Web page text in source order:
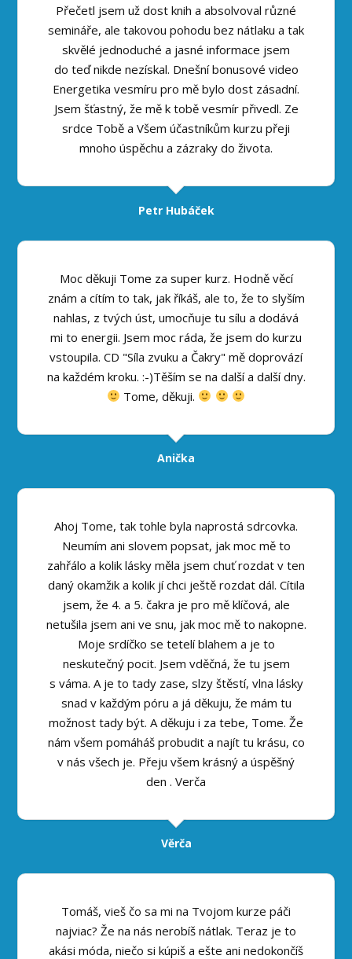
Přečetl jsem už dost knih a absolvoval různé
semináře, ale takovou pohodu bez nátlaku a tak
skvělé jednoduché a jasné informace jsem
do teď nikde nezískal. Dnešní bonusové video
Energetika vesmíru pro mě bylo dost zásadní.
Jsem šťastný, že mě k tobě vesmír přivedl. Ze
srdce Tobě a Všem účastníkům kurzu přeji
mnoho úspěchu a zázraky do života.
Petr Hubáček
Moc děkuji Tome za super kurz. Hodně věcí
znám a cítím to tak, jak říkáš, ale to, že to slyším
nahlas, z tvých úst, umocňuje tu sílu a dodává
mi to energii. Jsem moc ráda, že jsem do kurzu
vstoupila. CD "Síla zvuku a Čakry" mě doprovází
na každém kroku. :-)Těším se na další a další dny.
Tome, děkuji.
Anička
Ahoj Tome, tak tohle byla naprostá sdrcovka.
Neumím ani slovem popsat, jak moc mě to
zahřálo a kolik lásky měla jsem chuť rozdat v ten
daný okamžik a kolik jí chci ještě rozdat dál. Cítila
jsem, že 4. a 5. čakra je pro mě klíčová, ale
netušila jsem ani ve snu, jak moc mě to nakopne.
Moje srdíčko se tetelí blahem a je to
neskutečný pocit. Jsem vděčná, že tu jsem
s váma. A je to tady zase, slzy štěstí, vlna lásky
snad v každým póru a já děkuju, že mám tu
možnost tady být. A děkuju i za tebe, Tome. Že
nám všem pomáháš probudit a najít tu krásu, co
v nás všech je. Přeju všem krásný a úspěšný
den . Verča
Věrča
Tomáš, vieš čo sa mi na Tvojom kurze páči
najviac? Že na nás nerobíš nátlak. Teraz je to
akási móda, niečo si kúpiš a ešte ani nedokončíš